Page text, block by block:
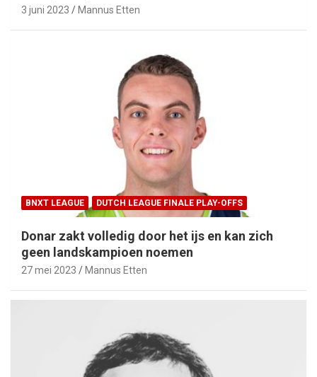
3 juni 2023 Mannus Etten
BNXT LEAGUE DUTCH LEAGUE FINALE PLAY-OFFS
Donar zakt volledig door het ijs en kan zich
geen landskampioen noemen
27 mei 2023 Mannus Etten